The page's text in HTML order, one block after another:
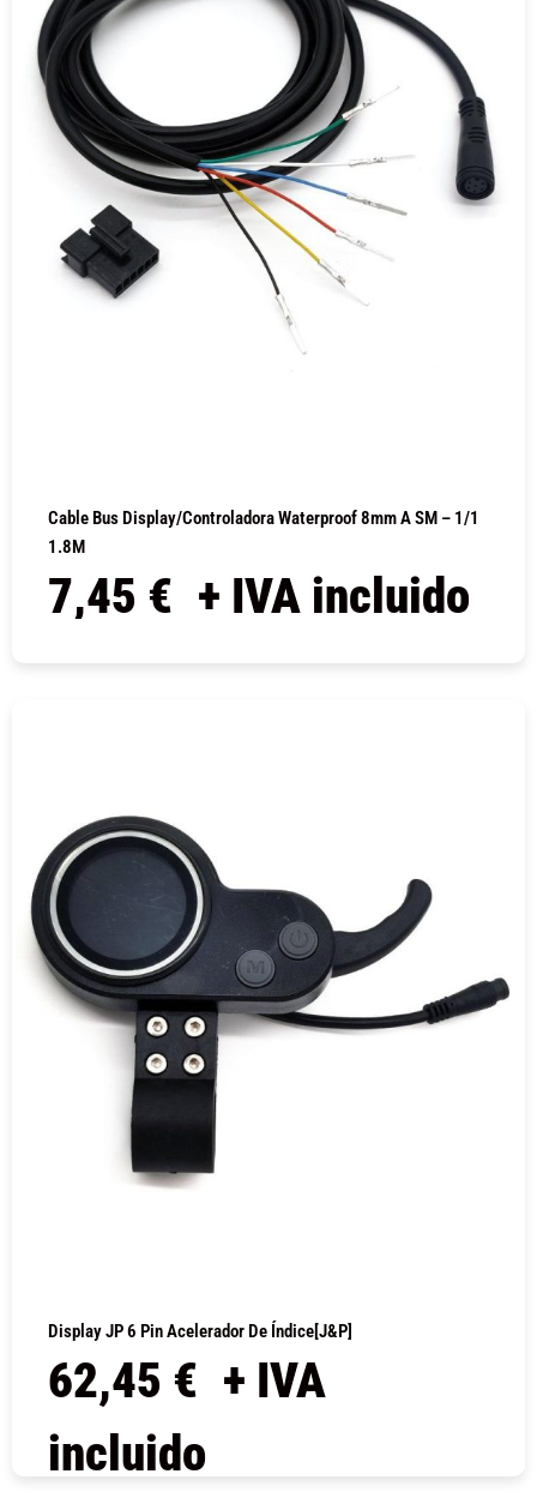
Cable Bus Display/controladora Waterproof 8mm A SM – 1/1
1.8M
7,45 € + IVA incluido
Display JP 6 Pin Acelerador De Índice[J&P]
62,45 € + IVA
incluido